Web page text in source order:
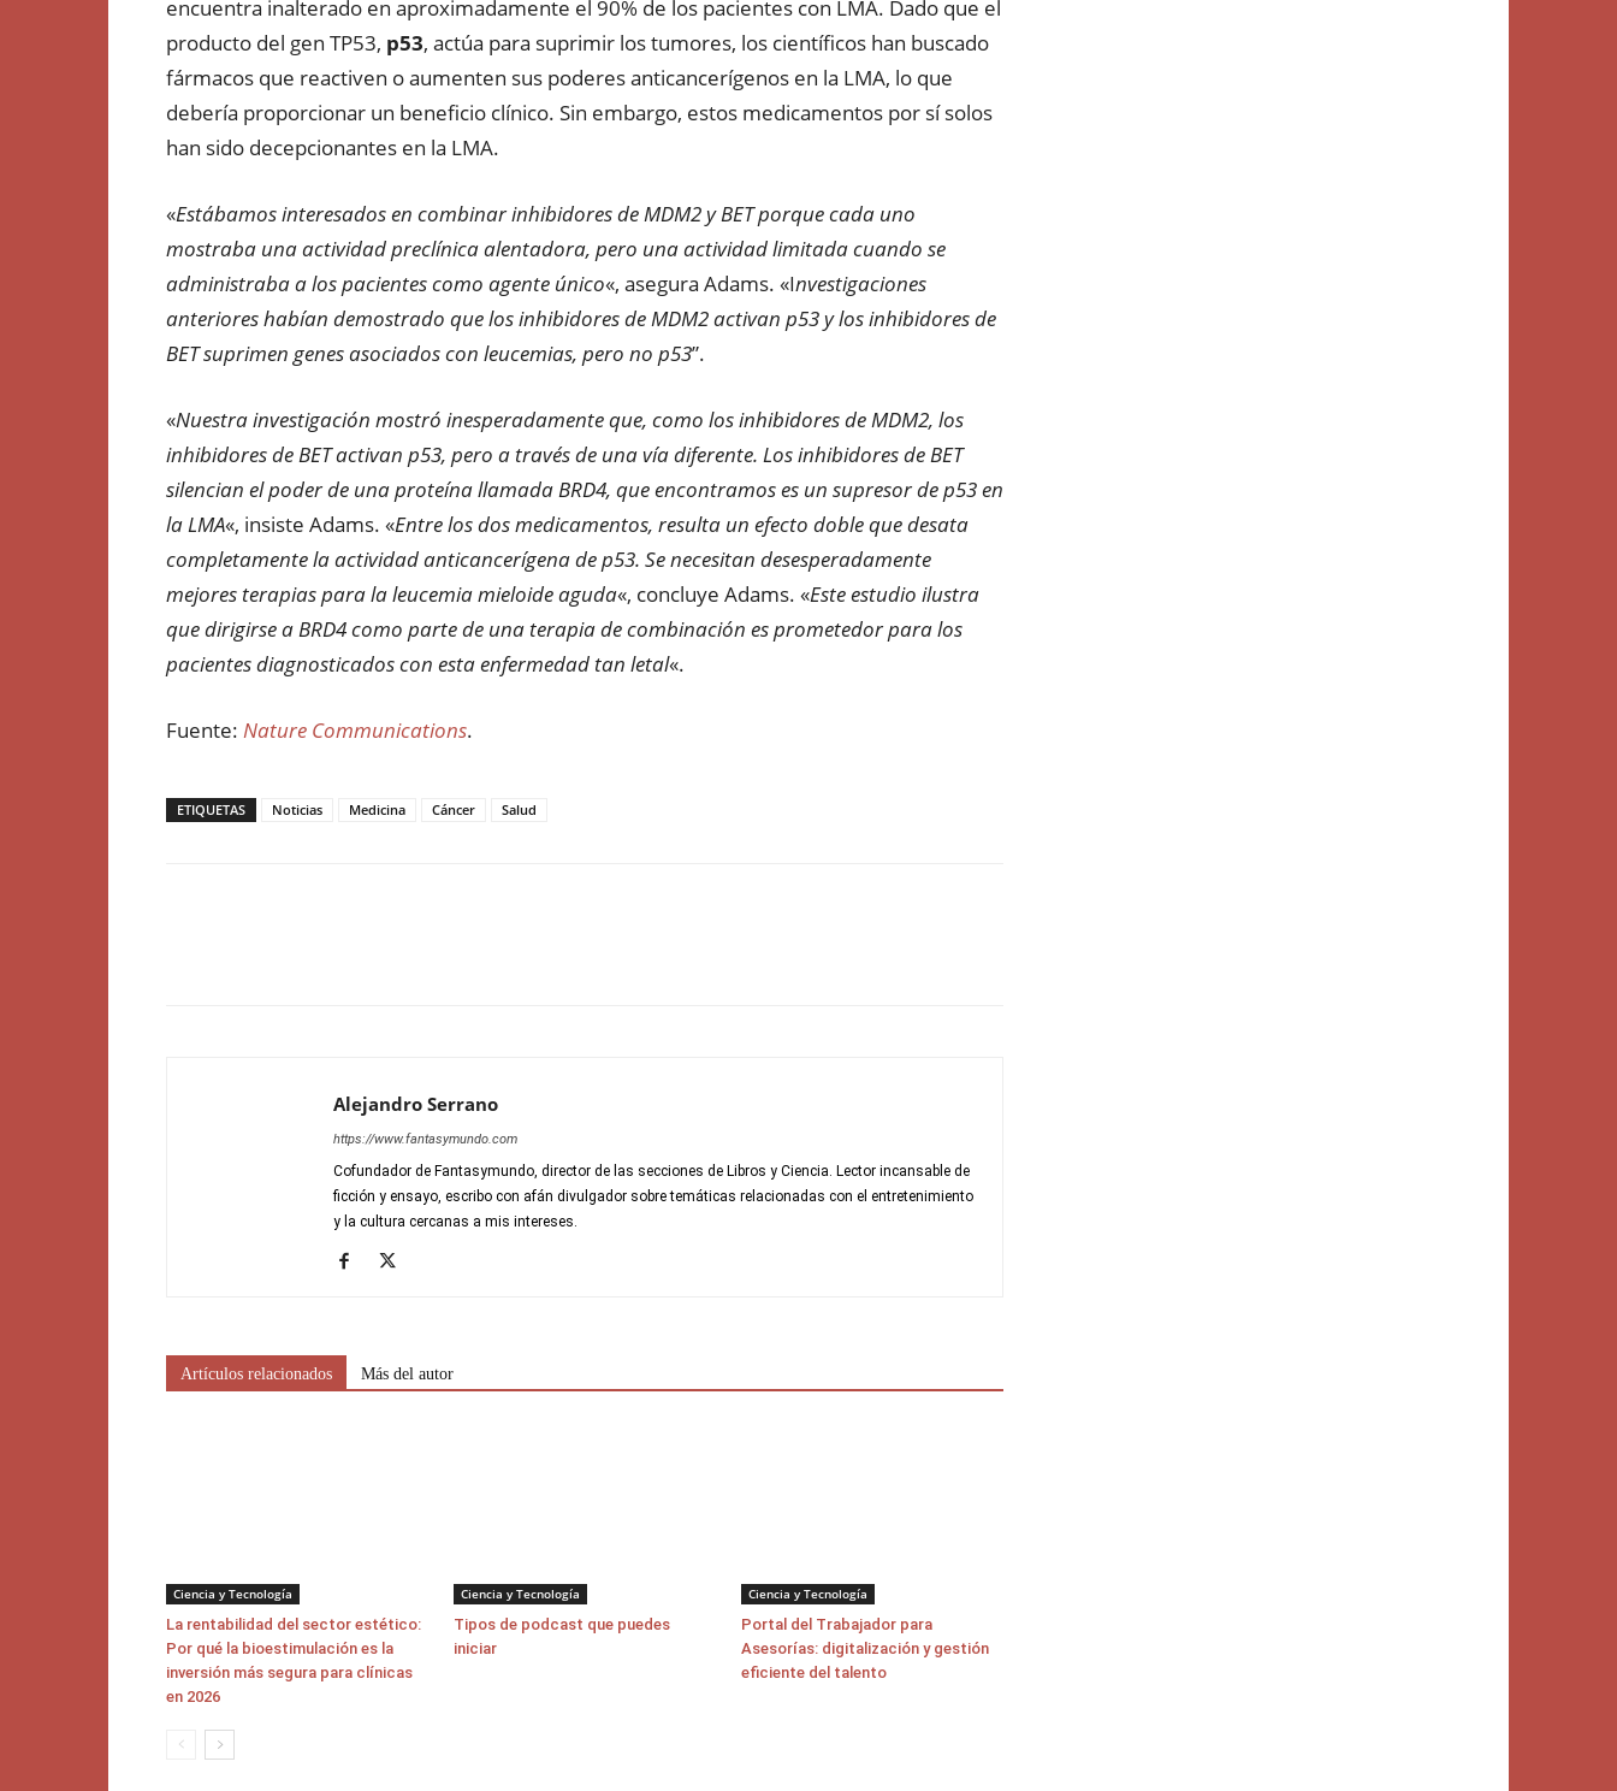
encuentra inalterado en aproximadamente el 90% de los pacientes con LMA. Dado que el
producto del gen TP53, p53, actúa para suprimir los tumores, los científicos han buscado
fármacos que reactiven o aumenten sus poderes anticancerígenos en la LMA, lo que
debería proporcionar un beneficio clínico. Sin embargo, estos medicamentos por sí solos
han sido decepcionantes en la LMA.
«Estábamos interesados en combinar inhibidores de MDM2 y BET porque cada uno
mostraba una actividad preclínica alentadora, pero una actividad limitada cuando se
administraba a los pacientes como agente único«, asegura Adams. «Investigaciones
anteriores habían demostrado que los inhibidores de MDM2 activan p53 y los inhibidores de
BET suprimen genes asociados con leucemias, pero no p53”.
«Nuestra investigación mostró inesperadamente que, como los inhibidores de MDM2, los
inhibidores de BET activan p53, pero a través de una vía diferente. Los inhibidores de BET
silencian el poder de una proteína llamada BRD4, que encontramos es un supresor de p53 en
la LMA«, insiste Adams. «Entre los dos medicamentos, resulta un efecto doble que desata
completamente la actividad anticancerígena de p53. Se necesitan desesperadamente
mejores terapias para la leucemia mieloide aguda«, concluye Adams. «Este estudio ilustra
que dirigirse a BRD4 como parte de una terapia de combinación es prometedor para los
pacientes diagnosticados con esta enfermedad tan letal«.
Fuente: Nature Communications.
ETIQUETAS Noticias Medicina Cáncer Salud
Alejandro Serrano
https://www.fantasymundo.com
Cofundador de Fantasymundo, director de las secciones de Libros y Ciencia. Lector incansable de
ficción y ensayo, escribo con afán divulgador sobre temáticas relacionadas con el entretenimiento
y la cultura cercanas a mis intereses.
Artículos relacionados Más del autor
Ciencia y Tecnología
La rentabilidad del sector estético:
Por qué la bioestimulación es la
inversión más segura para clínicas
en 2026
Ciencia y Tecnología
Tipos de podcast que puedes
iniciar
Ciencia y Tecnología
Portal del Trabajador para
Asesorías: digitalización y gestión
eficiente del talento